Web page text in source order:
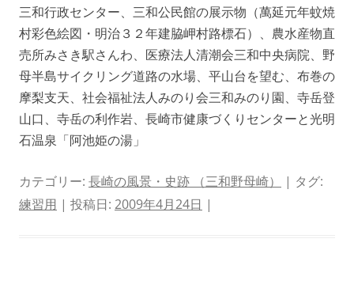
三和行政センター、三和公民館の展示物（萬延元年蚊焼
村彩色絵図・明治３２年建脇岬村路標石）、農水産物直
売所みさき駅さんわ、医療法人清潮会三和中央病院、野
母半島サイクリング道路の水場、平山台を望む、布巻の
摩梨支天、社会福祉法人みのり会三和みのり園、寺岳登
山口、寺岳の利作岩、長崎市健康づくりセンターと光明
石温泉「阿池姫の湯」
カテゴリー: 長崎の風景・史跡 （三和野母崎）
| タグ:
練習用 | 投稿日: 2009年4月24日 |